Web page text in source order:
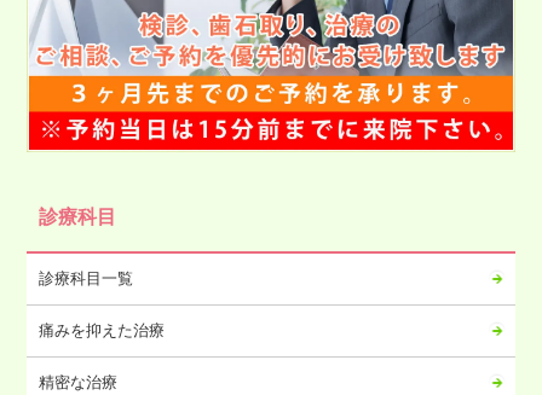
2025年03月
2025年02月
2025年01月
2024年12月
2024年08月
2024年07月
2024年06月
2024年05月
診療科目
診療科目一覧
痛みを抑えた治療
精密な治療